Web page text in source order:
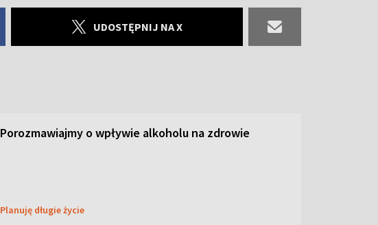
UDOSTĘPNIJ NA X
Porozmawiajmy o wpływie alkoholu na zdrowie
Planuję długie życie